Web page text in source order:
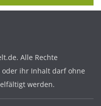
Alle Rechte
oder ihr Inhalt darf ohne
werden.